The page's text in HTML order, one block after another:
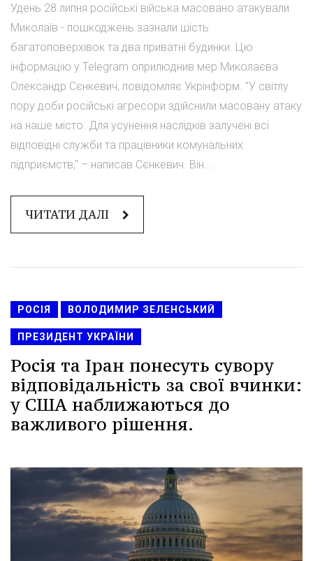
Удень 28 липня російські війська масовано атакували
Миколаїв - пошкоджень зазнали шість
багатоповерхівок та два приватні будинки. Цю
інформацію у Telegram оприлюднив мер Миколаєва
Олександр Сєнкевич, повідомляє Укрінформ. "У світлу
пору доби російські агресори здійснили масовану атаку
на наше місто. Для усунення наслідків залучені всі
відповідні служби та працівники комунальних
підприємств," – написав Сєнкевич. Він...
ЧИТАТИ ДАЛІ
РОСІЯ ВОЛОДИМИР ЗЕЛЕНСЬКИЙ
ПРЕЗИДЕНТ УКРАЇНИ
Росія та Іран понесуть сувору
відповідальність за свої вчинки:
у США наближаються до
важливого рішення.